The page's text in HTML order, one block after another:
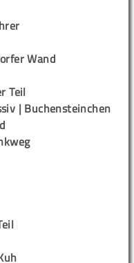
Wand
Teil
| Buchensteinchen